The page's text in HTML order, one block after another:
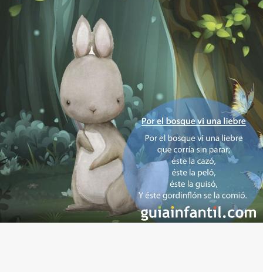
La porritaes una graciosa canción con la que
tendrás que dar suavemente con la propia mano del
bebé en sucabecitaa modo de porra.
¡Ya verás como se ríe!